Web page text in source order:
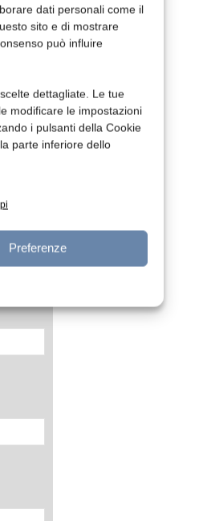
dati personali come il
sito e di mostrare
può influire
dettagliate. Le tue
modificare le impostazioni
i pulsanti della Cookie
parte inferiore dello
Preferenze